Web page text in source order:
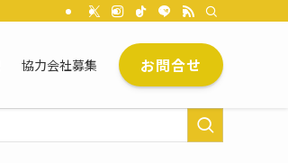
協力会社募集 お問合せ